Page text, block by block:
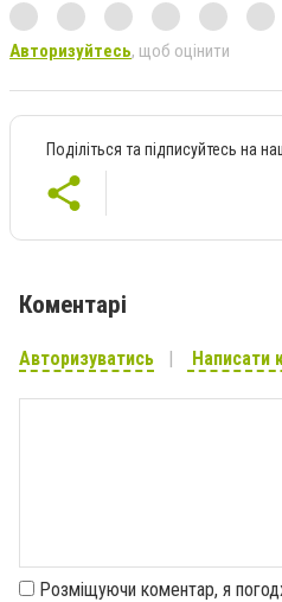
Авторизуйтесь, щоб оцінити
Поділіться та підписуйтесь на
Коментарі
Авторизуватись Написати
Розміщуючи коментар, я